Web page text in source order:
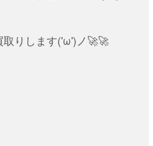
りします('ω')ノ🚀🚀